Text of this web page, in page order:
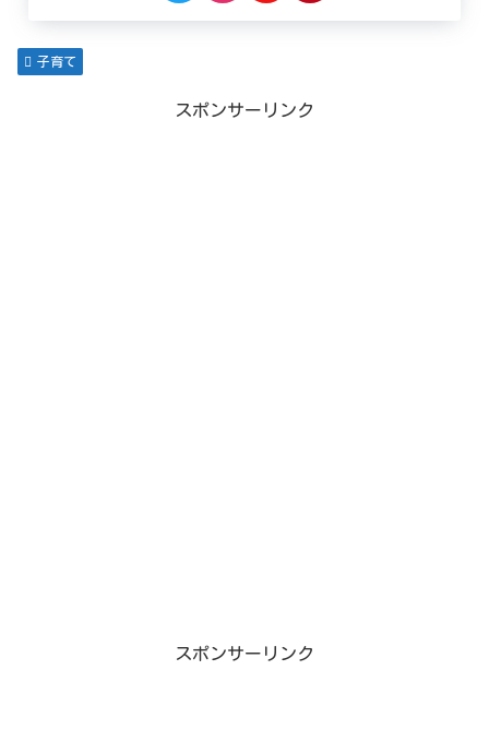
子育て
スポンサーリンク
スポンサーリンク